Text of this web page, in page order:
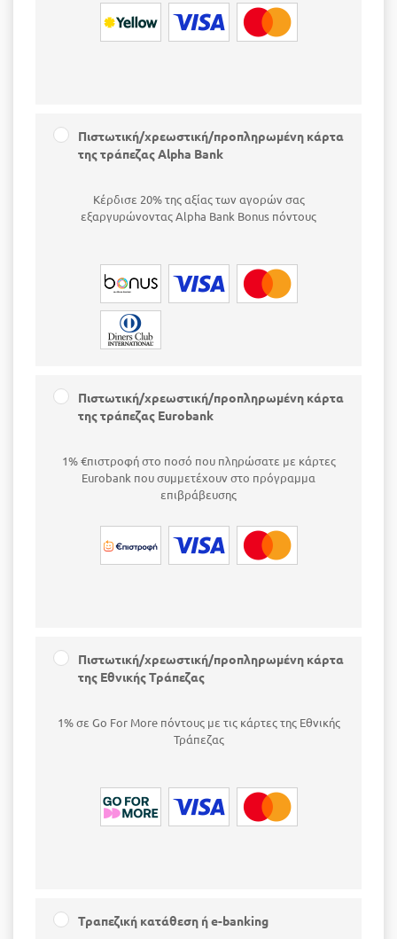
Πιστωτική/χρεωστική/προπληρωμένη κάρτα
της τράπεζας Alpha Bank
Κέρδισε 20% της αξίας των αγορών σας
εξαργυρώνοντας Alpha Bank Bonus πόντους
Πιστωτική/χρεωστική/προπληρωμένη κάρτα
της τράπεζας Eurobank
1% €πιστροφή στο ποσό που πληρώσατε με κάρτες
Eurobank που συμμετέχουν στο πρόγραμμα
επιβράβευσης
Πιστωτική/χρεωστική/προπληρωμένη κάρτα
της Εθνικής Τράπεζας
1% σε Go For More πόντους με τις κάρτες της Εθνικής
Τράπεζας
Τραπεζική κατάθεση ή e-banking